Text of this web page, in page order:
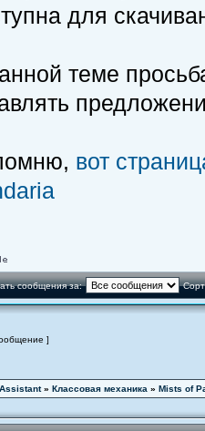
для
теме
вот
сообщения за:
]
» Классовая механика » Mists of